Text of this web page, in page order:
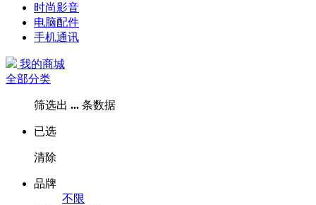
时尚影音
电脑配件
手机通讯
我的商城
全部分类
筛选出 ... 条数据
已选
清除
品牌
不限